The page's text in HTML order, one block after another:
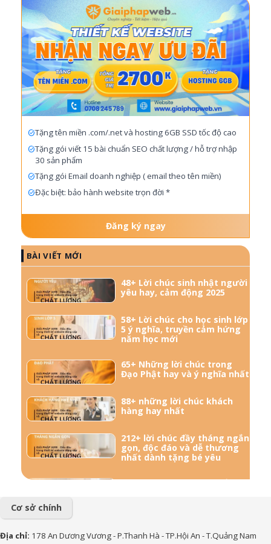
Tặng tên miền .com/.net và hosting 6GB SSD tốc độ cao
Tặng gói viết 15 bài chuẩn SEO chất lượng / hỗ trợ nhập
30 sản phẩm
Tặng gói Email doanh nghiệp ( email theo tên miền)
Đặc biệt: bảo hành website trọn đời *
Đăng ký ngay
BÀI VIẾT MỚI
48+ Lời chúc sinh nhật người
yêu hay, cảm động 2025
58+ Lời chúc cho học sinh lớp
5 ý nghĩa, truyền cảm hứng
năm học mới
65+ Những lời chúc trong
Đạo Phật hay và ý nghĩa nhất
88+ những lời chúc khách
hàng hay nhất
212+ lời chúc đầy tháng ngắn
gọn, độc đáo và dễ thương
nhất dành tặng bé yêu
57+ Những lời chúc bà bầu
thuận lợi hay và ý nghĩa nhất
Cơ sở chính
Địa chỉ: 178 An Dương Vương - P.Thanh Hà - TP.Hội An - T.Quảng Nam